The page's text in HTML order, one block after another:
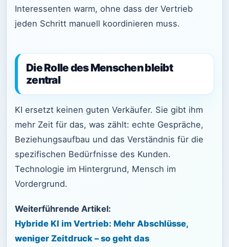
Interessenten warm, ohne dass der Vertrieb
jeden Schritt manuell koordinieren muss.
Die Rolle des Menschen bleibt
zentral
KI ersetzt keinen guten Verkäufer. Sie gibt ihm
mehr Zeit für das, was zählt: echte Gespräche,
Beziehungsaufbau und das Verständnis für die
spezifischen Bedürfnisse des Kunden.
Technologie im Hintergrund, Mensch im
Vordergrund.
Weiterführende Artikel:
Hybride KI im Vertrieb: Mehr Abschlüsse,
weniger Zeitdruck – so geht das